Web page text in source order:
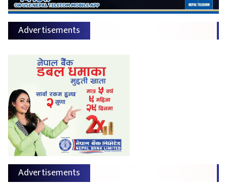
Advertisements
Advertisements